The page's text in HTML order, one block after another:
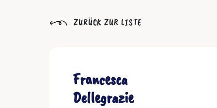
ZURÜCK ZUR LISTE
Francesca
Dellegrazie